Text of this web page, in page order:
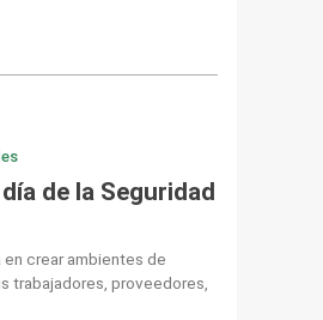
de la Seguridad
crear ambientes de
trabajadores, proveedores,